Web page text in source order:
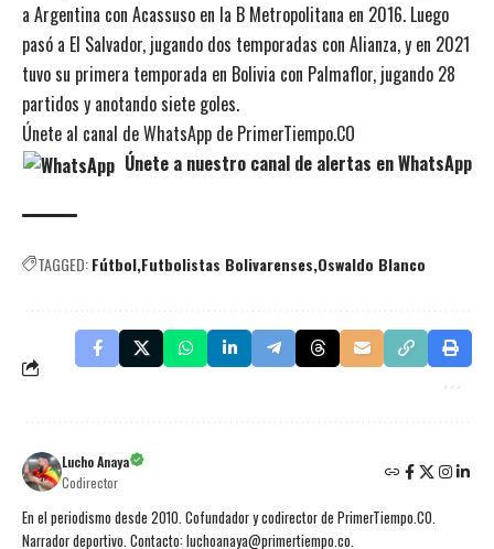
a Argentina con Acassuso en la B Metropolitana en 2016. Luego
pasó a El Salvador, jugando dos temporadas con Alianza, y en 2021
tuvo su primera temporada en Bolivia con Palmaflor, jugando 28
partidos y anotando siete goles.
Únete al canal de WhatsApp de PrimerTiempo.CO
Únete a nuestro canal de alertas en WhatsApp
TAGGED:Fútbol Futbolistas Bolivarenses Oswaldo Blanco
Lucho Anaya
Codirector
En el periodismo desde 2010. Cofundador y codirector de PrimerTiempo.CO.
Narrador deportivo. Contacto: luchoanaya@primertiempo.co.